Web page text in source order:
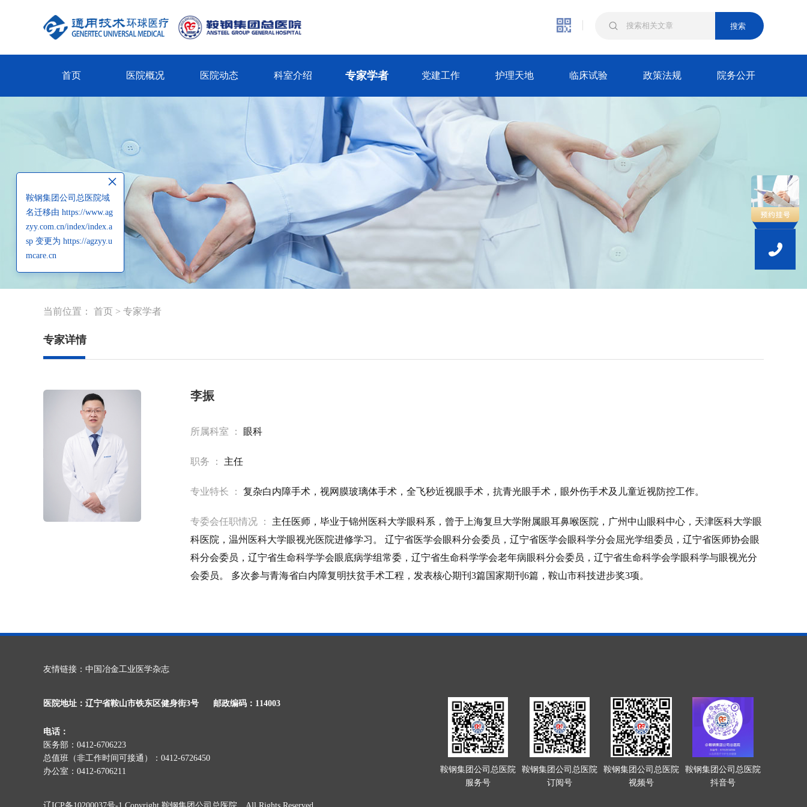
×
鞍钢集团公司总医院域
名迁移由 https://www.ag
zyy.com.cn/index/index.a
sp 变更为 https://agzyy.u
mcare.cn
搜索
首页 医院概况 医院动态 科室介绍 专家学者 党建工作 护理天地 临床试验 政策法规 院务公开
当前位置： 首页 > 专家学者
专家详情
李振
所属科室 ： 眼科
职务 ： 主任
专业特长 ： 复杂白内障手术，视网膜玻璃体手术，全飞秒近视眼手术，抗青光眼手术，眼外伤手术及儿童近视防控工作。
专委会任职情况 ：
主任医师，毕业于锦州医科大学眼科系，曾于上海复旦大学附属眼耳鼻喉医院，广州中山眼科中心，天津医科大学眼
科医院，温州医科大学眼视光医院进修学习。 辽宁省医学会眼科分会委员，辽宁省医学会眼科学分会屈光学组委员，辽宁省医师协会眼
科分会委员，辽宁省生命科学学会眼底病学组常委，辽宁省生命科学学会老年病眼科分会委员，辽宁省生命科学会学眼科学与眼视光分
会委员。 多次参与青海省白内障复明扶贫手术工程，发表核心期刊3篇国家期刊6篇，鞍山市科技进步奖3项。
友情链接： 中国冶金工业医学杂志
医院地址：辽宁省鞍山市铁东区健身街3号 邮政编码：114003
电话：
医务部：0412-6706223
总值班（非工作时间可接通）：0412-6726450
办公室：0412-6706211
鞍钢集团公司总医院
服务号
鞍钢集团公司总医院
订阅号
鞍钢集团公司总医院
视频号
鞍钢集团公司总医院
抖音号